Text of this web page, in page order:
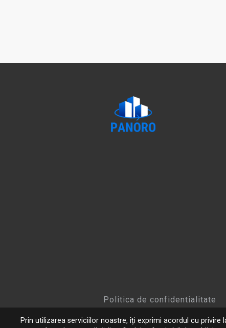
Prin utilizarea serviciilor noastre, îți exprimi acordul cu
Politica de confidentialitate